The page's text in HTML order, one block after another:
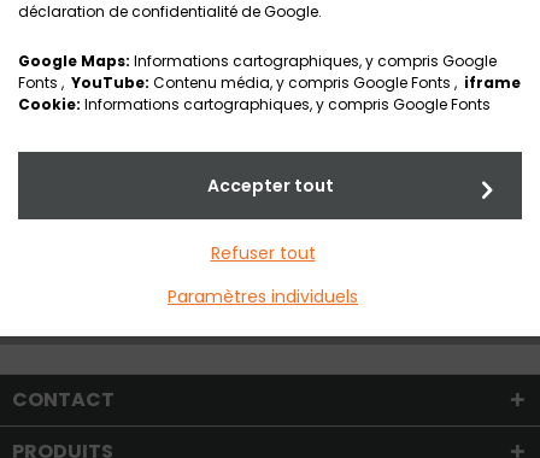
CONTACT
PRODUITS
déclaration de confidentialité de Google.
Google Maps: Informations cartographiques, y compris Google
Fonts , YouTube: Contenu média, y compris Google Fonts , iframe
Cookie: Informations cartographiques, y compris Google Fonts
Paramètres individuels
Refuser tout
Accepter tout